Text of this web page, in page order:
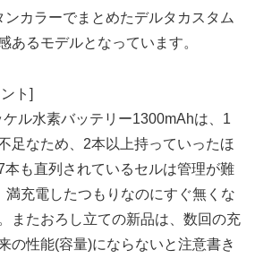
カラーでまとめたデルタカスタム
あるモデルとなっています。
ト]
ル水素バッテリー1300mAhは、1
足なため、2本以上持っていったほ
本も直列されているセルは管理が難
満充電したつもりなのにすぐ無くな
またおろし立ての新品は、数回の充
の性能(容量)にならないと注意書き